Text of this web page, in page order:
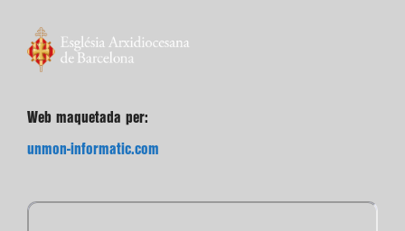
Web maquetada per:
unmon-informatic.com